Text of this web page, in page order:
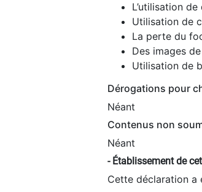
L’utilisation
Utilisation de
La perte du
Des images
Utilisation de
Dérogations pour
Néant
Contenus non
Néant
- Établissement de
Cette déclaration a